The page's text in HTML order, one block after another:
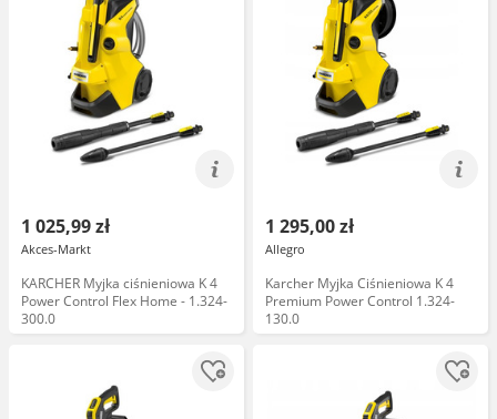
1 025,99 zł
Akces-Markt
KARCHER Myjka ciśnieniowa K 4
Power Control Flex Home - 1.324-
300.0
1 295,00 zł
Allegro
Karcher Myjka Ciśnieniowa K 4
Premium Power Control 1.324-
130.0